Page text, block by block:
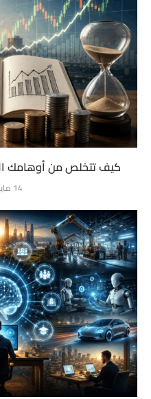
كيف تتخلص من أوهامك
14 مايو، 2026